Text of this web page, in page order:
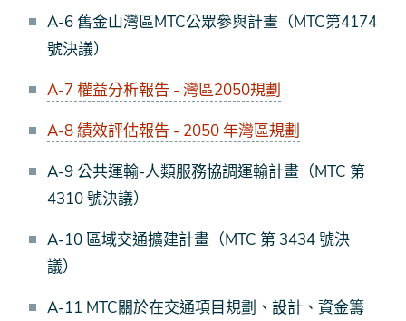
A-6 舊金山灣區MTC公眾參與計畫（MTC第4174
號決議）
A-7 權益分析報告 - 灣區2050規劃
A-8 績效評估報告 - 2050 年灣區規劃
A-9 公共運輸-人類服務協調運輸計畫（MTC 第
4310 號決議）
A-10 區域交通擴建計畫（MTC 第 3434 號決
議）
A-11 MTC關於在交通項目規劃、設計、資金籌